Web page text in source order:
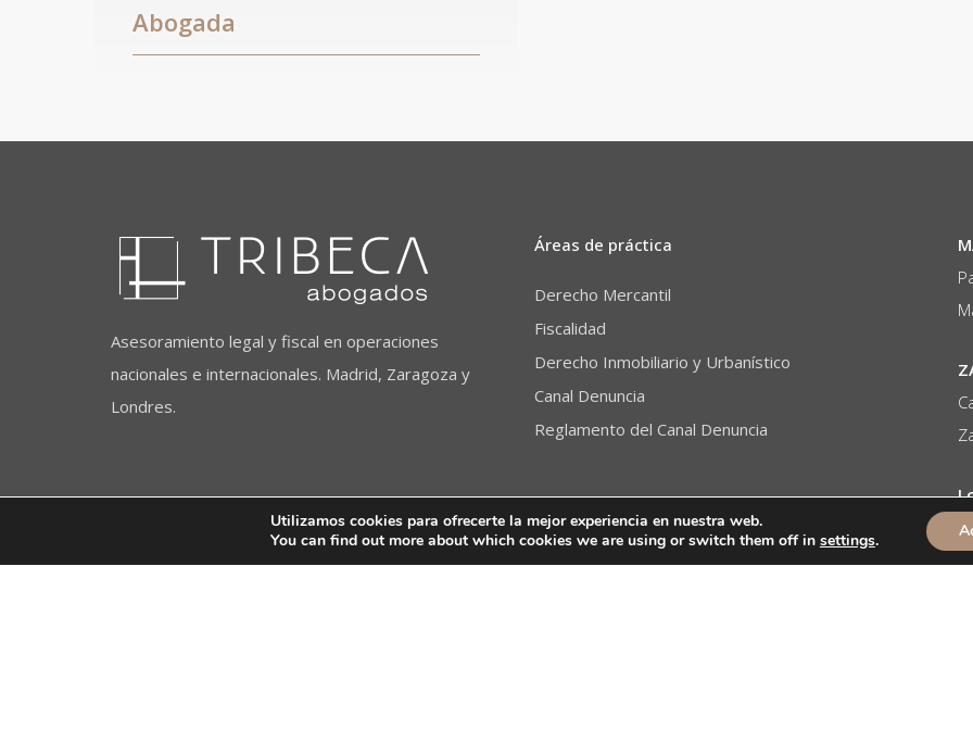
Abogada
Asesoramiento legal y fiscal en operaciones
nacionales e internacionales. Madrid, Zaragoza y
Londres.
Áreas de práctica
Derecho Mercantil
Fiscalidad
Derecho Inmobiliario y Urbanístico
Canal Denuncia
Reglamento del Canal Denuncia
Utilizamos cookies para ofrecerte la mejor experiencia en nuestra web.
You can find out more about which cookies we are using or switch them off in settings.